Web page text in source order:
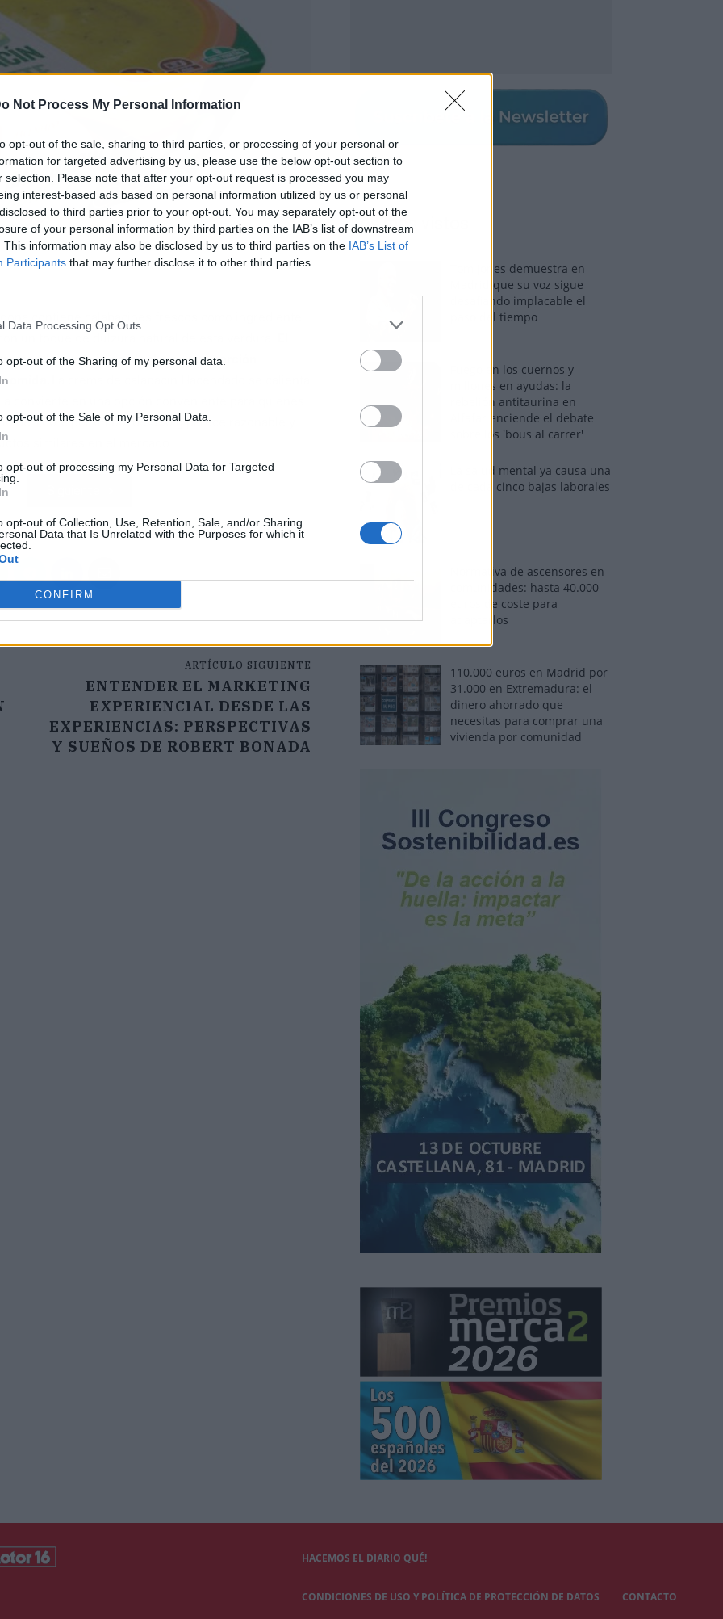
Not Process My Personal Information
opt-out of the sale, sharing to third parties, or processing of your personal or
for targeted advertising by us, please use the below opt-out section to
selection. Please note that after your opt-out request is processed you may
interest-based ads based on personal information utilized by us or personal
to third parties prior to your opt-out. You may separately opt-out of the
of your personal information by third parties on the IAB’s list of downstream
This information may also be disclosed by us to third parties on the IAB’s List of
Participants that may further disclose it to other third parties.
Data Processing Opt Outs
opt-out of the Sharing of my personal data.
opt-out of the Sale of my Personal Data.
opt-out of processing my Personal Data for Targeted
opt-out of Collection, Use, Retention, Sale, and/or Sharing
Data that Is Unrelated with the Purposes for which it
CONFIRM
contiene calabacines frescos como ingrediente
un toque de dulzura natural de esta verdura.
lo que lo hace ideal para una porción
convierte en una opción conveniente para quienes
de 1,60 € por un bol de 350 g parece razonable y
similares en el mercado.
ARTÍCULO SIGUIENTE
ENTENDER EL MARKETING
EXPERIENCIAL DESDE LAS
EXPERIENCIAS: PERSPECTIVAS
Y SUEÑOS DE ROBERT BONADA
Los más vistos
Tom Jones demuestra en
Madrid que su voz sigue
desafiando implacable el
paso del tiempo
Fuego en los cuernos y
millones en ayudas: la
rebelión antitaurina en
Alfafar enciende el debate
sobre los 'bous al carrer'
La salud mental ya causa una
de cada cinco bajas laborales
Normativa de ascensores en
comunidades: hasta 40.000
euros de coste para
adaptarlos
110.000 euros en Madrid por
31.000 en Extremadura: el
dinero ahorrado que
necesitas para comprar una
vivienda por comunidad
HACEMOS EL DIARIO QUÉ!
CONDICIONES DE USO Y POLÍTICA DE PROTECCIÓN DE DATOS CONTACTO